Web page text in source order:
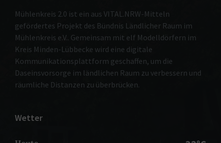
Mühlenkreis 2.0 ist ein aus VITAL.NRW-Mitteln
gefördertes Projekt des Bündnis Ländlicher Raum im
Mühlenkreis e.V.. Gemeinsam mit elf Modelldörfern im
Kreis Minden-Lübbecke wird eine digitale
Kommunikationsplattform geschaffen, um die
Daseinsvorsorge im ländlichen Raum zu verbessern und
räumliche Distanzen zu überbrücken.
Wetter